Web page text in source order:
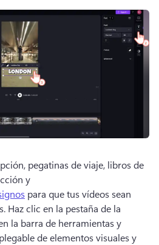
pegatinas de viaje, libros de
y
para que tus vídeos sean
Haz clic en la pestaña de la
la barra de herramientas y
de elementos visuales y